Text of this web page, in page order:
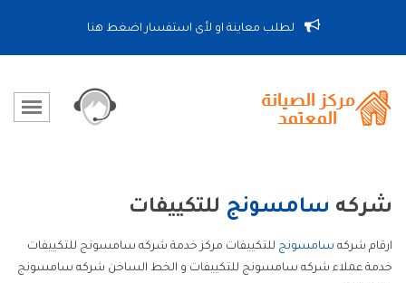
لطلب معاينة او لأى استفسار اضغط هنا
شركه سامسونج للتكييفات
ارقام شركه سامسونج للتكييفات مركز خدمة شركه سامسونج للتكييفات
خدمة عملاء شركه سامسونج للتكييفات و الخط الساخن شركه سامسونج